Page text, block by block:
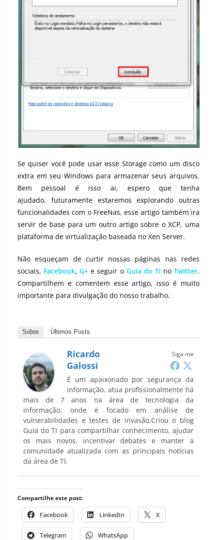
Se quiser você pode usar esse Storage como um disco
extra em seu Windows para armazenar seus arquivos.
Bem pessoal é isso ai, espero que tenha
ajudado, futuramente estaremos explorando outras
funcionalidades com o FreeNas, esse artigo também ira
servir de base para um outro artigo sobre o XCP, uma
plataforma de virtualização baseada no Xen Server.
Não esqueçam de curtir nossas páginas nas redes
sociais, Facebook,G+ e seguir o Guia do Ti noTwitter.
Compartilhem e comentem esse artigo, isso é muito
importante para divulgação do nosso trabalho.
Sobre Últimos Posts
Siga me
Ricardo
Galossi
É um apaixonado por segurança da
informação, atua profissionalmente há
mais de 7 anos na área de tecnologia da
informação, onde é focado em análise de
vulnerabilidades e testes de invasão.Criou o blog
Guia do TI para compartilhar conhecimento, ajudar
os mais novos, incentivar debates e manter a
comunidade atualizada com as principais notícias
da área de TI.
Compartilhe este post:
Facebook LinkedIn X
Telegram WhatsApp